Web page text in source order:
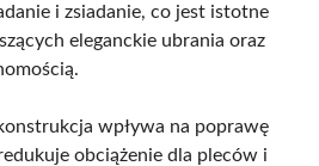
i zsiadanie, co jest istotne
eleganckie ubrania oraz
wpływa na poprawę
obciążenie dla pleców i